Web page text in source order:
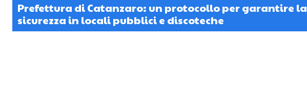
Prefettura di Catanzaro: un protocollo per garantire la
sicurezza in locali pubblici e discoteche